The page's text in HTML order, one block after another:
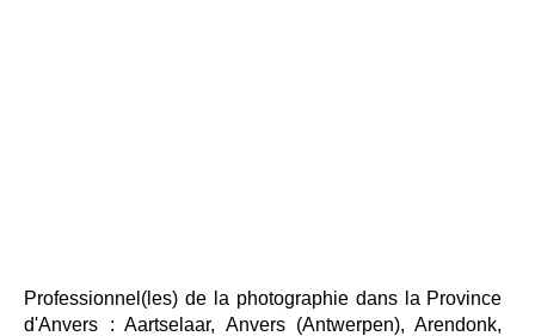
Professionnel(les) de la photographie dans la Province
d'Anvers : Aartselaar, Anvers (Antwerpen), Arendonk,